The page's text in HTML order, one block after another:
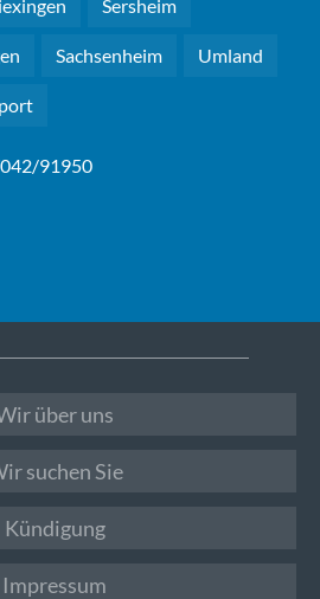
Sersheim
Sachsenheim Umland
91950
über uns
suchen Sie
Kündigung
Impressum